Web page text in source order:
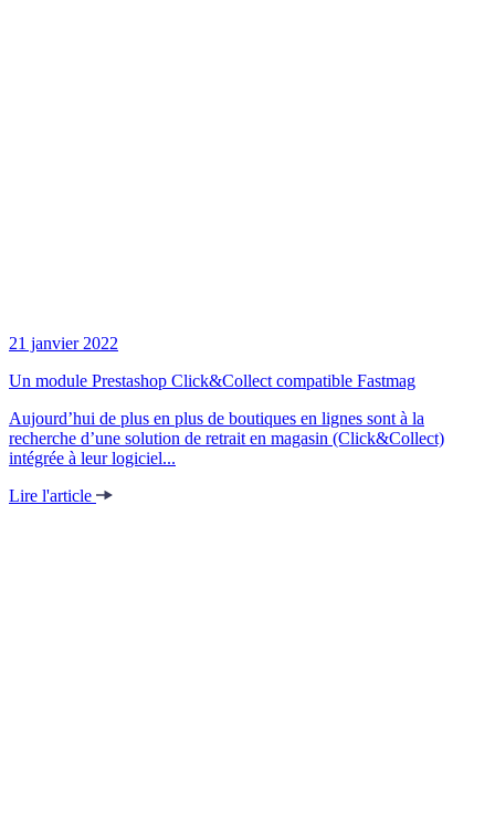
21 janvier 2022
Un module Prestashop Click&Collect compatible Fastmag
Aujourd’hui de plus en plus de boutiques en lignes sont à la
recherche d’une solution de retrait en magasin (Click&Collect)
intégrée à leur logiciel...
Lire l'article